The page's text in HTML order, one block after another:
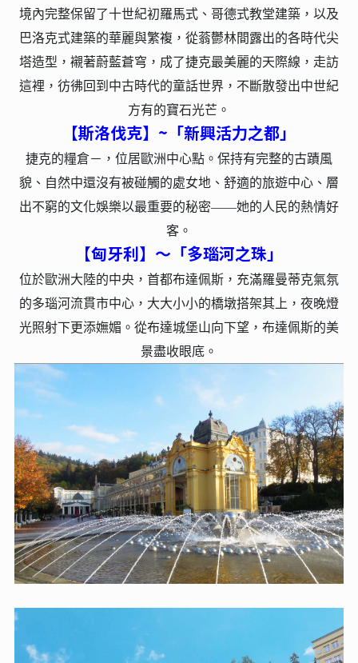
境內完整保留了十世紀初羅馬式、哥德式教堂建築，以及
巴洛克式建築的華麗與繁複，從蓊鬱林間露出的各時代尖
塔造型，襯著蔚藍蒼穹，成了捷克最美麗的天際線，走訪
這裡，彷彿回到中古時代的童話世界，不斷散發出中世紀
方有的寶石光芒。
【斯洛伐克】~「新興活力之都」
捷克的糧倉－，位居歐洲中心點。保持有完整的古蹟風
貌、自然中還沒有被碰觸的處女地、舒適的旅遊中心、層
出不窮的文化娛樂以最重要的秘密——她的人民的熱情好
客。
【匈牙利】～「多瑙河之珠」
位於歐洲大陸的中央，首都布達佩斯，充滿羅曼蒂克氣氛
的多瑙河流貫市中心，大大小小的橋墩搭架其上，夜晚燈
光照射下更添嫵媚。從布達城堡山向下望，布達佩斯的美
景盡收眼底。